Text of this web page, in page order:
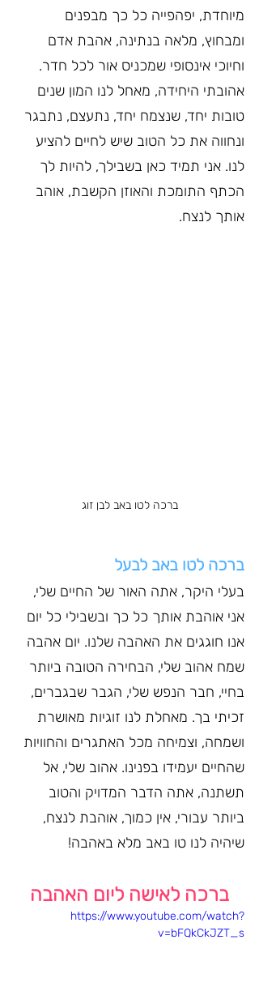
מיוחדת, יפהפייה כל כך מבפנים
ומבחוץ, מלאה בנתינה, אהבת אדם
וחיוכי אינסופי שמכניס אור לכל חדר.
אהובתי היחידה, מאחל לנו המון שנים
טובות יחד, שנצמח יחד, נתעצם, נתבגר
ונחווה את כל הטוב שיש לחיים להציע
לנו. אני תמיד כאן בשבילך, להיות לך
הכתף התומכת והאוזן הקשבת, אוהב
אותך לנצח.
ברכה לטו באב לבן זוג
ברכה לטו באב לבעל
בעלי היקר, אתה האור של החיים שלי,
אני אוהבת אותך כל כך ובשבילי כל יום
אנו חוגגים את האהבה שלנו. יום אהבה
שמח אהוב שלי, הבחירה הטובה ביותר
בחיי, חבר הנפש שלי, הגבר שבגברים,
זכיתי בך. מאחלת לנו זוגיות מאושרת
ושמחה, וצמיחה מכל האתגרים והחוויות
שהחיים יעמידו בפנינו. אהוב שלי, אל
תשתנה, אתה הדבר המדויק והטוב
ביותר עבורי, אין כמוך, אוהבת לנצח,
שיהיה לנו טו באב מלא באהבה!
ברכה לאישה ליום האהבה
https://www.youtube.com/watch?
v=bFQkCkJZT_s